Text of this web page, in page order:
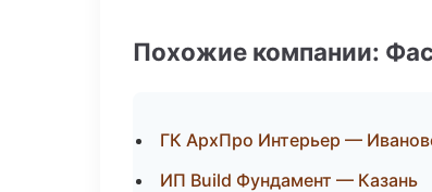
Похожие компании:
ГК АрхПро Интерьер —
ИП Build Фундамент — Казань